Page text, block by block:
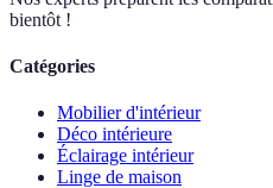
bientôt !
Catégories
Mobilier d'intérieur
Déco intérieure
Éclairage intérieur
Linge de maison